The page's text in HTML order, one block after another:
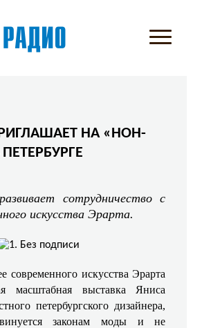
НА «НОН-
сотрудничество с
искусства Эрарта.
современного искусства Эрарта
масштабная выставка Яниса
петербургского дизайнера,
законам моды и не